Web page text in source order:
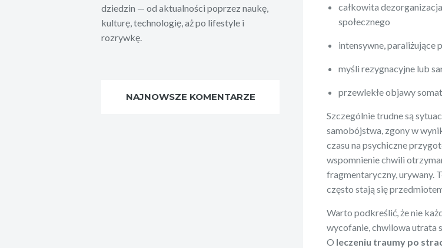
całkowita
społecznego
intensywne, paraliżujące
myśli rezygnacyjne lub
przewlekłe objawy
Szczególnie trudne są
samobójstwa, zgony w
czasu na psychiczne
wspomnienie chwili
fragmentaryczny, urywany.
często stają się
Warto podkreślić, że nie
wycofanie, chwilowa utrata
O leczeniu traumy po
dziedzin — od aktualności poprzez naukę,
kulturę, technologię, aż po lifestyle i
rozrywkę.
NAJNOWSZE KOMENTARZE